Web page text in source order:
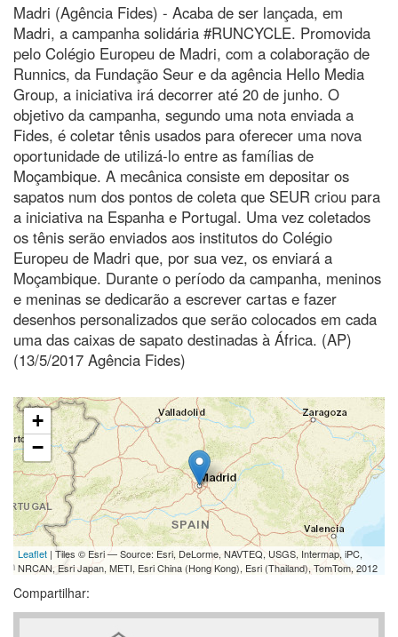
Madri (Agência Fides) - Acaba de ser lançada, em
Madri, a campanha solidária #RUNCYCLE. Promovida
pelo Colégio Europeu de Madri, com a colaboração de
Runnics, da Fundação Seur e da agência Hello Media
Group, a iniciativa irá decorrer até 20 de junho. O
objetivo da campanha, segundo uma nota enviada a
Fides, é coletar tênis usados para oferecer uma nova
oportunidade de utilizá-lo entre as famílias de
Moçambique. A mecânica consiste em depositar os
sapatos num dos pontos de coleta que SEUR criou para
a iniciativa na Espanha e Portugal. Uma vez coletados
os tênis serão enviados aos institutos do Colégio
Europeu de Madri que, por sua vez, os enviará a
Moçambique. Durante o período da campanha, meninos
e meninas se dedicarão a escrever cartas e fazer
desenhos personalizados que serão colocados em cada
uma das caixas de sapato destinadas à África. (AP)
(13/5/2017 Agência Fides)
+
−
Leaflet | Tiles © Esri — Source: Esri, DeLorme, NAVTEQ, USGS, Intermap, iPC,
NRCAN, Esri Japan, METI, Esri China (Hong Kong), Esri (Thailand), TomTom, 2012
Compartilhar: